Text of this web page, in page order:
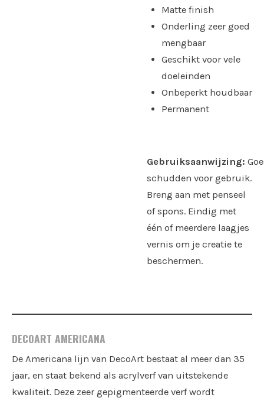
Matte finish
Onderling zeer goed
mengbaar
Geschikt voor vele
doeleinden
Onbeperkt houdbaar
Permanent
Gebruiksaanwijzing:
schudden voor gebruik.
Breng aan met penseel
of spons. Eindig met
één of meerdere laagjes
vernis om je creatie te
beschermen.
DECOART AMERICANA
De Americana lijn van DecoArt bestaat al meer dan 35
jaar, en staat bekend als acrylverf van uitstekende
kwaliteit. Deze zeer gepigmenteerde verf wordt